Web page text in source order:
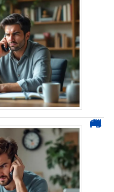
0270 démarchage : comment repérer, bloquer et signaler ces appels